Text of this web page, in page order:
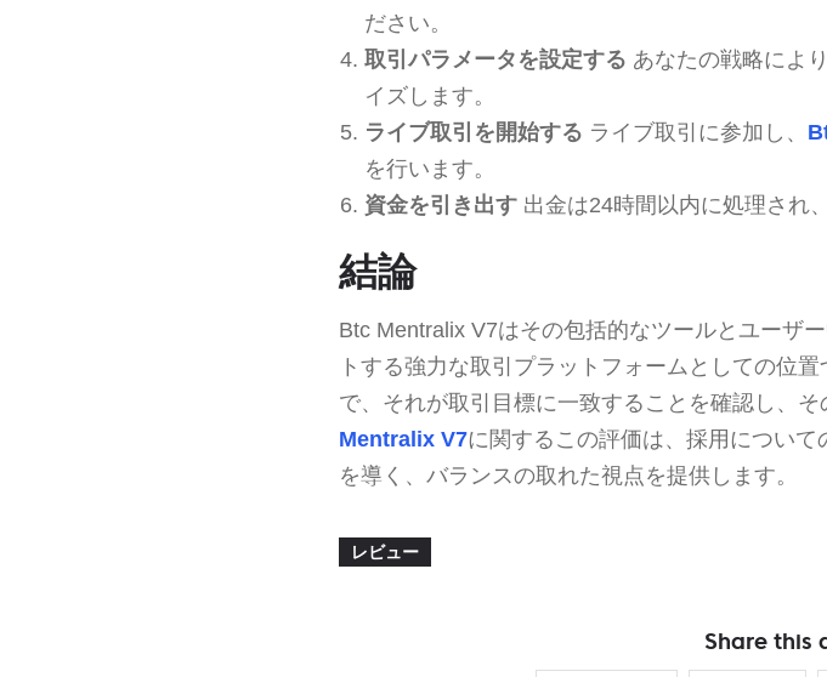
ださい。
取引パラメータを設定する あなたの戦略によ
イズします。
ライブ取引を開始する ライブ取引に参加し、
を行います。
資金を引き出す出金は24時間以内に処理され
結論
Btc Mentralix V7はその包括的なツールとユーザ
トする強力な取引プラットフォームとしての位
で、それが取引目標に一致することを確認し、そ
Mentralix V7に関するこの評価は、採用につい
を導く、バランスの取れた視点を提供します。
レビュー
Share this